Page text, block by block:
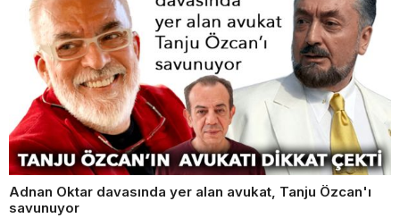
Adnan Oktar davasında yer alan avukat, Tanju Özcan'ı
savunuyor